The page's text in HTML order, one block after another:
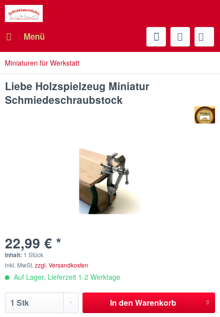
Menü
Miniaturen für Werkstatt
Liebe Holzspielzeug Miniatur
Schmiedeschraubstock
22,99 € *
Inhalt: 1 Stück
inkl. MwSt. zzgl. Versandkosten
Auf Lager, Lieferzeit 1-2 Werktage
In den Warenkorb